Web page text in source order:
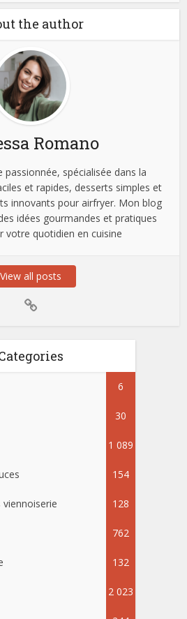
the author
Romano
passionnée, spécialisée dans la
et rapides, desserts simples et
innovants pour airfryer. Mon blog
idées gourmandes et pratiques
votre quotidien en cuisine
View all posts
6
30
1 089
154
viennoiserie 128
762
132
2 023